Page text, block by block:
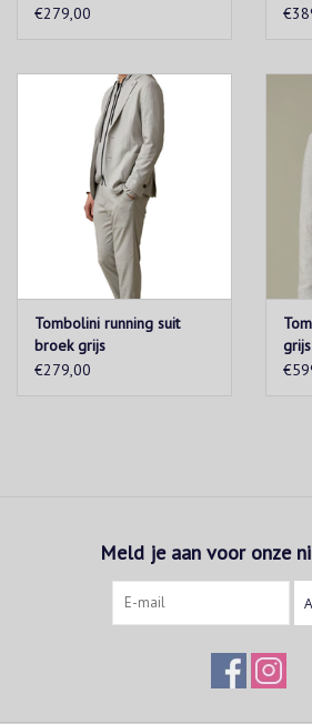
€279,00
Tombolini running suit
broek grijs
€279,00
grijs
Meld je aan voor onze